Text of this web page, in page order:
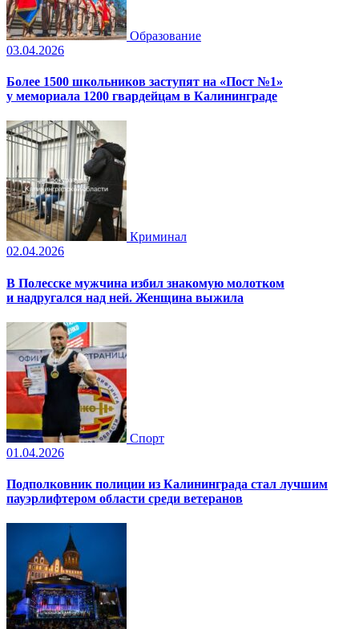
Образование
03.04.2026
Более 1500 школьников заступят на «Пост №1»
у мемориала 1200 гвардейцам в Калининграде
Криминал
02.04.2026
В Полесске мужчина избил знакомую молотком
и надругался над ней. Женщина выжила
Спорт
01.04.2026
Подполковник полиции из Калининграда стал лучшим
пауэрлифтером области среди ветеранов